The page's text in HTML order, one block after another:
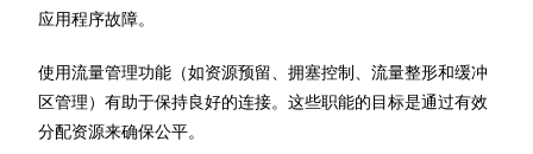
应用程序故障。
使用流量管理功能（如资源预留、拥塞控制、流量整形和缓冲
区管理）有助于保持良好的连接。这些职能的目标是通过有效
分配资源来确保公平。